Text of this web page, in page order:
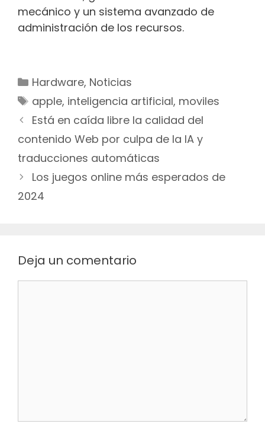
mecánico y un sistema avanzado de
administración de los recursos.
Categorías
Hardware, Noticias
Etiquetas
apple, inteligencia artificial, moviles
Navegación
de
entradas
Está en caída libre la calidad del
contenido Web por culpa de la IA y
traducciones automáticas
Los juegos online más esperados de
2024
Deja un comentario